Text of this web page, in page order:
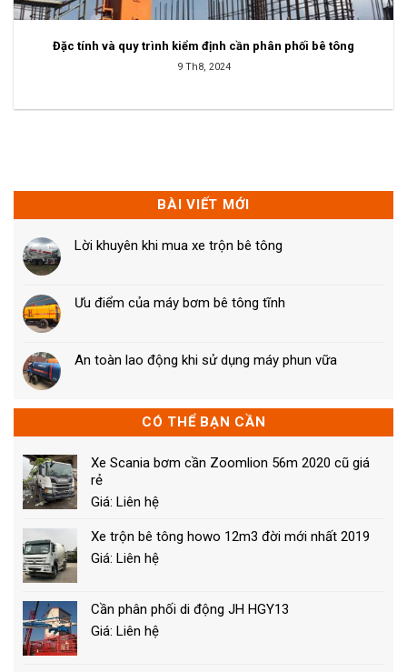
Đặc tính và quy trình kiểm định cần phân phối bê tông
9 Th8, 2024
BÀI VIẾT MỚI
Lời khuyên khi mua xe trộn bê tông
Ưu điểm của máy bơm bê tông tĩnh
An toàn lao động khi sử dụng máy phun vữa
CÓ THỂ BẠN CẦN
Xe Scania bơm cần Zoomlion 56m 2020 cũ giá
rẻ
Giá: Liên hệ
Xe trộn bê tông howo 12m3 đời mới nhất 2019
Giá: Liên hệ
Cần phân phối di động JH HGY13
Giá: Liên hệ